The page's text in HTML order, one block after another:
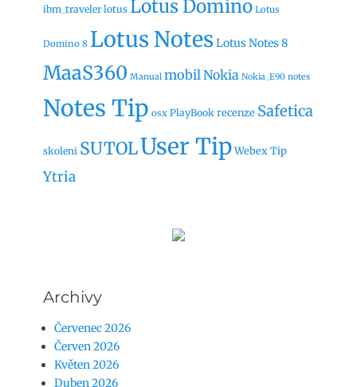
ibm_traveler lotus Lotus Domino Lotus
Domino 8 Lotus Notes Lotus Notes 8
MaaS360 Manual mobilNokia Nokia_E90 notes
Notes Tip osx PlayBook recenze Safetica
skoleni SUTOLUser TipWebex Tip
Ytria
Archivy
Červenec 2026
Červen 2026
Květen 2026
Duben 2026